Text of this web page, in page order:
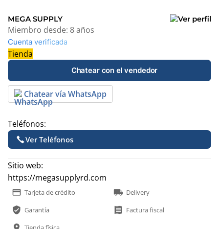
MEGA SUPPLY
Miembro desde: 8 años
Cuenta verificada
Tienda
Chatear con el vendedor
Chatear vía WhatsApp
Teléfonos:
Ver Teléfonos
Sitio web:
https://megasupplyrd.com
payment Tarjeta de crédito local_shipping Delivery
verified_user Garantía receipt Factura fiscal